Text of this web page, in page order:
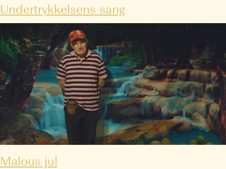
Undertrykkelsens sang
Malous jul